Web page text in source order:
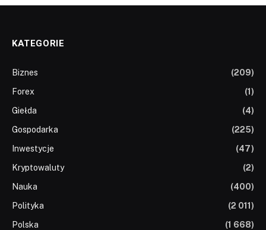
KATEGORIE
Biznes
(209)
Forex
(1)
Giełda
(4)
Gospodarka
(225)
Inwestycje
(47)
Kryptowaluty
(2)
Nauka
(400)
Polityka
(2 011)
Polska
(1 668)